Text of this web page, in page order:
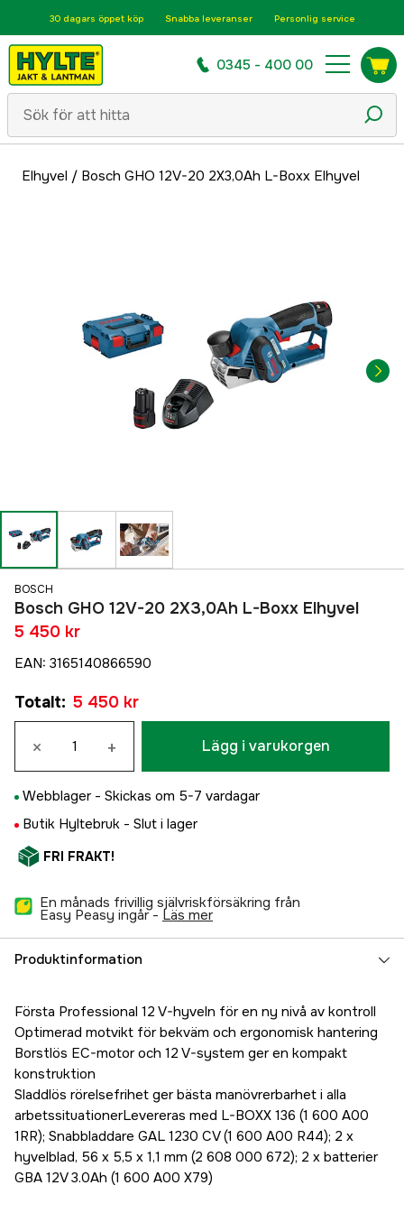
30 dagars öppet köp Snabba leveranser Personlig service
0345 - 400 00
Elhyvel / Bosch GHO 12V-20 2X3,0Ah L-Boxx Elhyvel
BOSCH
Bosch GHO 12V-20 2X3,0Ah L-Boxx Elhyvel
5 450 kr
EAN: 3165140866590
Totalt: 5 450 kr
× + Lägg i varukorgen
Webblager - Skickas om 5-7 vardagar
Butik Hyltebruk - Slut i lager
FRI FRAKT!
En månads frivillig självriskförsäkring från
Easy Peasy ingår - läs mer
Produktinformation
Första Professional 12 V-hyveln för en ny nivå av kontroll
Optimerad motvikt för bekväm och ergonomisk hantering
Borstlös EC-motor och 12 V-system ger en kompakt
konstruktion
Sladdlös rörelsefrihet ger bästa manövrerbarhet i alla
arbetssituationerLevereras med L-BOXX 136 (1 600 A00
1RR); Snabbladdare GAL 1230 CV (1 600 A00 R44); 2 x
hyvelblad, 56 x 5,5 x 1,1 mm (2 608 000 672); 2 x batterier
GBA 12V 3.0Ah (1 600 A00 X79)